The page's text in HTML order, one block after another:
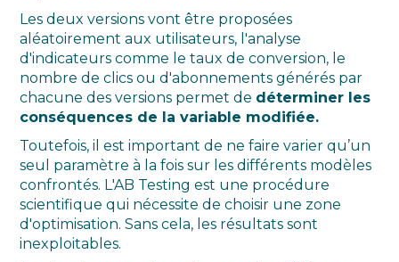
Les deux versions vont être proposées
aléatoirement aux utilisateurs, l'analyse
d'indicateurs comme le taux de conversion, le
nombre de clics ou d'abonnements générés par
chacune des versions permet de déterminer les
conséquences de la variable modifiée.
Toutefois, il est important de ne faire varier qu’un
seul paramètre à la fois sur les différents modèles
confrontés. L'AB Testing est une procédure
scientifique qui nécessite de choisir une zone
d'optimisation. Sans cela, les résultats sont
inexploitables.